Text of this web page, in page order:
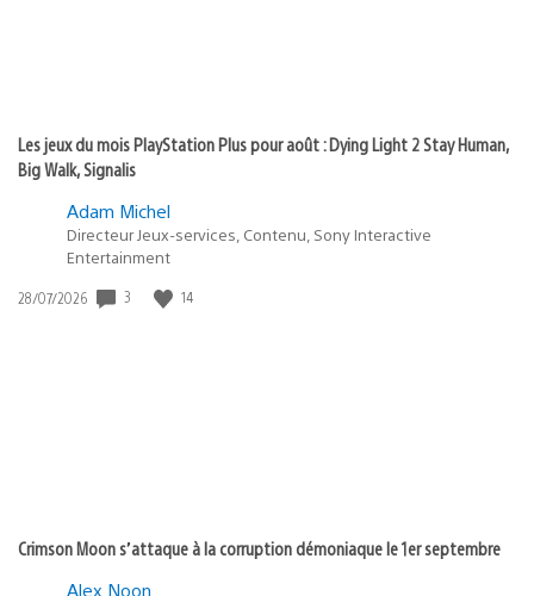
Les jeux du mois PlayStation Plus pour août : Dying Light 2 Stay Human,
Big Walk, Signalis
Adam Michel
Directeur Jeux-services, Contenu, Sony Interactive
Entertainment
Date
28/07/2026 3 14
Crimson Moon s’attaque à la corruption démoniaque le 1er septembre
Alex Noon